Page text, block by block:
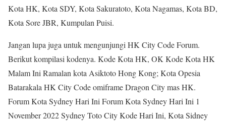
Kota HK, Kota SDY, Kota Sakuratoto, Kota Nagamas, Kota BD,
Kota Sore JBR, Kumpulan Puisi.
Jangan lupa juga untuk mengunjungi HK City Code Forum.
Berikut kompilasi kodenya. Kode Kota HK, OK Kode Kota HK
Malam Ini Ramalan kota Asiktoto Hong Kong; Kota Opesia
Batarakala HK City Code omiframe Dragon City mas HK.
Forum Kota Sydney Hari Ini Forum Kota Sydney Hari Ini 1
November 2022 Sydney Toto City Kode Hari Ini, Kota Sidney